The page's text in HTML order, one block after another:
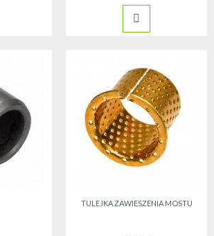
TULEJKA ZAWIESZENIA MOSTU